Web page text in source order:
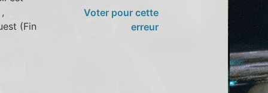
(Fin
Voter pour cette
erreur